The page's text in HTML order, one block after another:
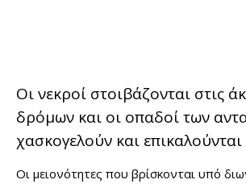
Οι νεκροί στοιβάζονται στις
δρόμων και οι οπαδοί των
χασκογελούν και
Οι μειονότητες που βρίσκονται υπό